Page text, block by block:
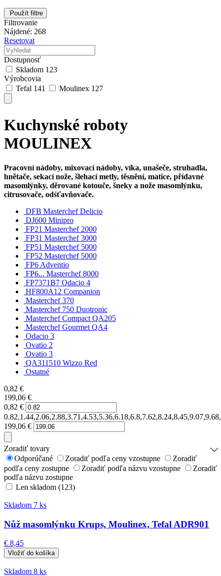
Použít filtre
Filtrovanie
Nájdené: 268
Resetovat
Dostupnosť
Skladom 123
Výrobcovia
Tefal 141 Moulinex 127
Kuchynské roboty
MOULINEX
Pracovní nádoby, mixovací nádoby, víka, unašeče, struhadla,
hnětače, sekací nože, šlehací metly, těsnění, matice, přídavné
masomlýnky, děrované kotouče, šneky a nože masomlýnku,
citrusovače, odśťavňovače.
DFB Masterchef Delicio
DJ600 Minipro
FP21 Masterchef 2000
FP31 Masterchef 3000
FP51 Masterchef 5000
FP52 Masterchef 5000
FP6 Adventio
FP6... Masterchef 8000
FP7371B7 Odacio 4
HF800A12 Companion
Masterchef 370
Masterchef 750 Duotronic
Masterchef Compact QA205
Masterchef Gourmet QA4
Odacio 3
Ovatio 2
Ovatio 3
QA311510 Wizzo Red
Ostatné
0,82 €
199,06 €
0,82 €
199,06 €
Zoradiť tovary
Odporúčané
Zoradiť podľa ceny vzostupne
Zoradiť
podľa ceny zostupne
Zoradiť podľa názvu vzostupne
Zoradiť
podľa názvu zostupne
Len skladom (123)
Skladom 7 ks
Nůž masomlýnku Krups, Moulinex, Tefal ADR901
€ 8,45
Skladom 8 ks